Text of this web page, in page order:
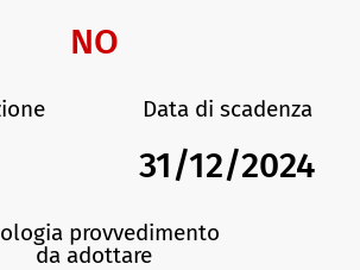
NO
Data di scadenza
31/12/2024
provvedimento
da adottare